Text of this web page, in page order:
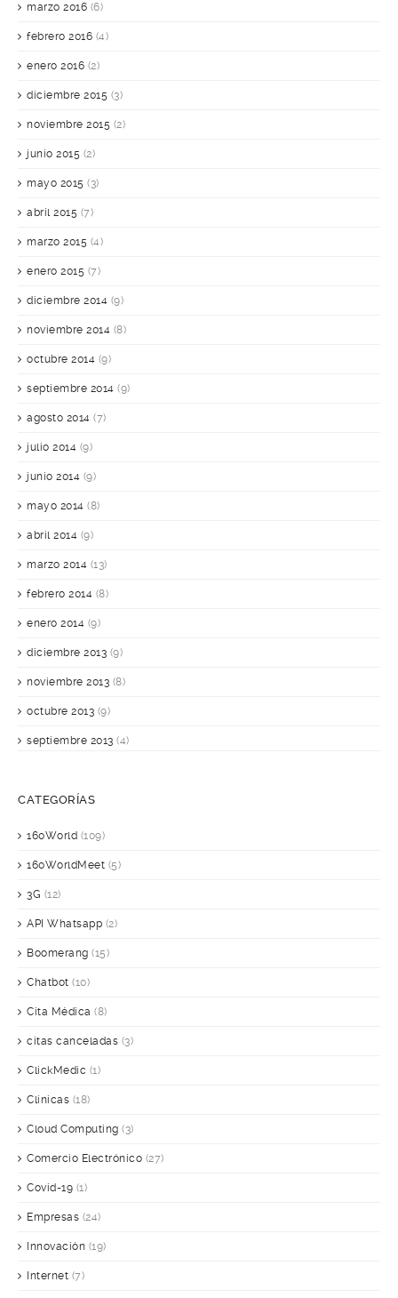
marzo 2016 (6)
febrero 2016 (4)
enero 2016 (2)
diciembre 2015 (3)
noviembre 2015 (2)
junio 2015 (2)
mayo 2015 (3)
abril 2015 (7)
marzo 2015 (4)
enero 2015 (7)
diciembre 2014 (9)
noviembre 2014 (8)
octubre 2014 (9)
septiembre 2014 (9)
agosto 2014 (7)
julio 2014 (9)
junio 2014 (9)
mayo 2014 (8)
abril 2014 (9)
marzo 2014 (13)
febrero 2014 (8)
enero 2014 (9)
diciembre 2013 (9)
noviembre 2013 (8)
octubre 2013 (9)
septiembre 2013 (4)
CATEGORÍAS
160World (109)
160WorldMeet (5)
3G (12)
API Whatsapp (2)
Boomerang (15)
Chatbot (10)
Cita Médica (8)
citas canceladas (3)
ClickMedic (1)
Clínicas (18)
Cloud Computing (3)
Comercio Electrónico (27)
Covid-19 (1)
Empresas (24)
Innovación (19)
Internet (7)